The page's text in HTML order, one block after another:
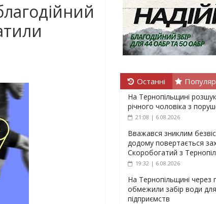
Останні
На Тернопільщині
річного чоловіка з
21:08 | 6.08.2026
Вважався зниклим
додому повертається
Скоробогатий з
19:32 | 6.08.2026
На Тернопільщині через
обмежили забір води
підприємств